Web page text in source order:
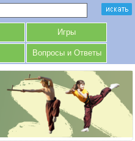
Игры
Вопросы и Ответы